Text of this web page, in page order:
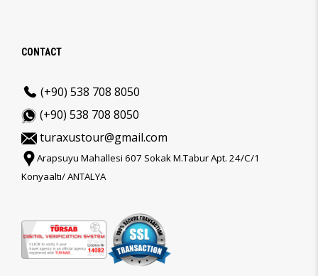
CONTACT
(+90) 538 708 8050
(+90) 538 708 8050
turaxustour@gmail.com
Arapsuyu Mahallesi 607 Sokak M.Tabur Apt. 24/C/1
Konyaaltı/ ANTALYA